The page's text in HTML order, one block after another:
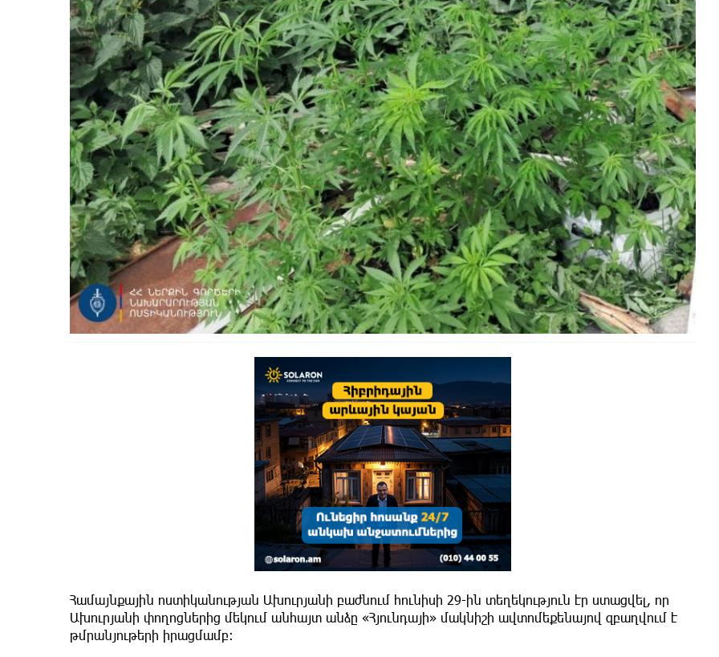
Համայնքային ոստիկանության Ախուրյանի բաժնում հունիսի 29-ին տեղեկություն էր ստացվել, որ
Ախուրյանի փողոցներից մեկում անհայտ անձը «Հյունդայի» մակնիշի ավտոմեքենայով զբաղվում է
թմրանյութերի իրացմամբ: